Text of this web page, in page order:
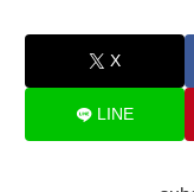
X
LINE